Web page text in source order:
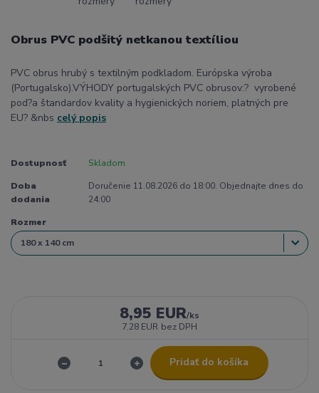
Obrus PVC podšitý netkanou textíliou
PVC obrus hrubý s textilným podkladom. Európska výroba
(Portugalsko).VÝHODY portugalských PVC obrusov:? vyrobené
pod?a štandardov kvality a hygienických noriem, platných pre
EU? &nbs celý popis
Dostupnosť Skladom
Doba
dodania
Doručenie 11.08.2026 do 18:00. Objednajte dnes do
24:00
Rozmer
8,95 EUR/ks
7,28 EUR bez DPH
Pridať do košíka